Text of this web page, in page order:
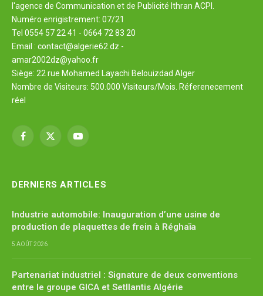
l'agence de Communication et de Publicité Ithran ACPI.
Numéro enrigistrement: 07/21
Tel 0554 57 22 41 - 0664 72 83 20
Email : contact@algerie62.dz -
amar2002dz@yahoo.fr
Siège: 22 rue Mohamed Layachi Belouizdad Alger
Nombre de Visiteurs: 500.000 Visiteurs/Mois. Réferenecement
réel
Facebook
X
YouTube
DERNIERS ARTICLES
Industrie automobile: Inauguration d’une usine de
production de plaquettes de frein à Réghaïa
5 AOÛT 2026
Partenariat industriel : Signature de deux conventions
entre le groupe GICA et Setllantis Algérie